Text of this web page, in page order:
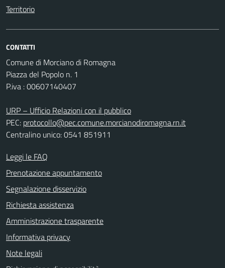
Territorio
CONTATTI
Comune di Morciano di Romagna
Piazza del Popolo n. 1
P.iva : 00607140407
URP – Ufficio Relazioni con il pubblico
PEC: protocollo@pec.comune.morcianodiromagna.rn.it
Centralino unico: 0541 851911
Leggi le FAQ
Prenotazione appuntamento
Segnalazione disservizio
Richiesta assistenza
Amministrazione trasparente
Informativa privacy
Note legali